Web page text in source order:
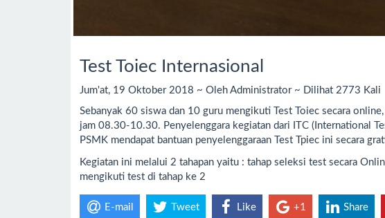
Test Toiec Internasional
Jum'at, 19 Oktober 2018 ~ Oleh Administrator ~ Dilihat 2773 Kali
Sebanyak 60 siswa dan 10 guru mengikuti Test Toiec secara
jam 08.30-10.30. Penyelenggara kegiatan dari ITC (International
PSMK mendapat bantuan penyelenggaraan Test Tpiec ini secara
Kegiatan ini melalui 2 tahapan yaitu : tahap seleksi test secara
mengikuti test di tahap ke 2
E-mail Tweet Like +1 Share